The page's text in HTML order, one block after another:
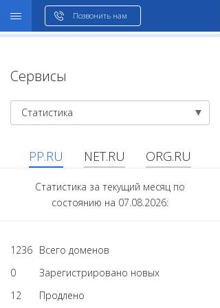
Позвонить нам
Сервисы
Статистика
PP.RU NET.RU ORG.RU
Статистика за текущий месяц по
состоянию на 07.08.2026:
1236 Всего доменов
0
Зарегистрировано новых
12
Продлено